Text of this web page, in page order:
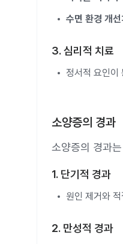
수면 환경 개선
3. 심리적 치료
정서적 요인이
소양증의 경과
소양증의 경과
1. 단기적 경과
원인 제거와
2. 만성적 경과